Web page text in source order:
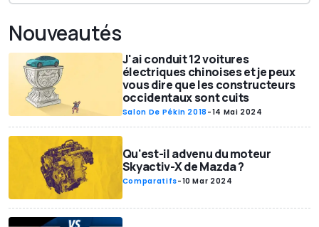
Nouveautés
J'ai conduit 12 voitures
électriques chinoises et je peux
vous dire que les constructeurs
occidentaux sont cuits
Salon De Pékin 2018-14 Mai 2024
Qu'est-il advenu du moteur
Skyactiv-X de Mazda ?
Comparatifs-10 Mar 2024